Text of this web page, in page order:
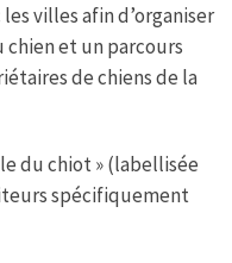
villes afin d’organiser
chien et un parcours
de chiens de la
du chiot » (labellisée
spécifiquement